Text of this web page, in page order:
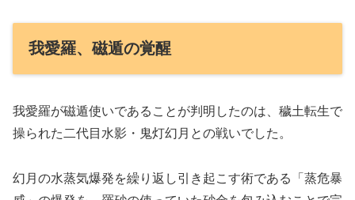
我愛羅、磁遁の覚醒
我愛羅が磁遁使いであることが判明したのは、穢土転生で
操られた二代目水影・鬼灯幻月との戦いでした。
幻月の水蒸気爆発を繰り返し引き起こす術である「蒸危暴